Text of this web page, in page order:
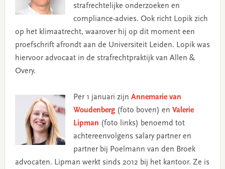
strafrechtelijke onderzoeken en
compliance-advies. Ook richt Lopik zich
op het klimaatrecht, waarover hij op dit moment een
proefschrift afrondt aan de Universiteit Leiden. Lopik was
hiervoor advocaat in de strafrechtpraktijk van Allen &
Overy.
Per 1 januari zijn Annemarie van
Woudenberg(foto boven) en Valerie
Lipman (foto links) benoemd tot
achtereenvolgens salary partner en
partner bij Poelmann van den Broek
advocaten. Lipman werkt sinds 2012 bij het kantoor. Ze is